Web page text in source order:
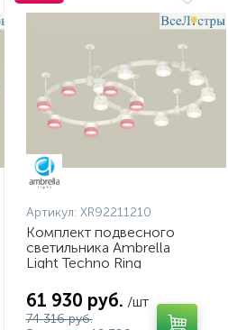
Артикул: XR92211210
Комплект подвесного
светильника Ambrella
Light Techno Ring
A9226, C9241, C9236,
N8480, N8486)
61 930 руб. /шт
74 316 руб.